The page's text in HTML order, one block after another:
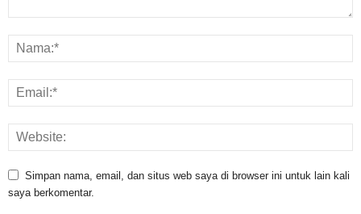
Simpan nama, email, dan situs web saya di browser ini untuk lain kali
saya berkomentar.